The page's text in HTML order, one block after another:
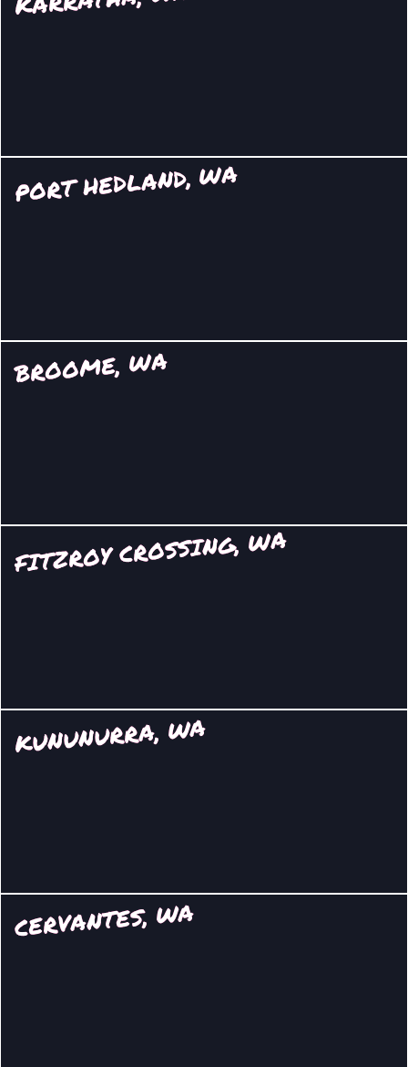
PORT HEDLAND, WA
BROOME, WA
FITZROY CROSSING, WA
KUNUNURRA, WA
CERVANTES, WA